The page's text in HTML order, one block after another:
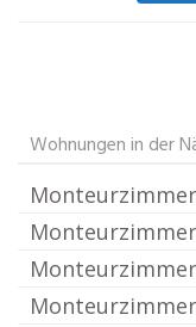
Wohnungen in der